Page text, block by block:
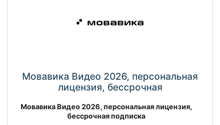
Мовавика Видео 2026, персональная
лицензия, бессрочная
Мовавика Видео 2026, персональная лицензия,
бессрочная подписка